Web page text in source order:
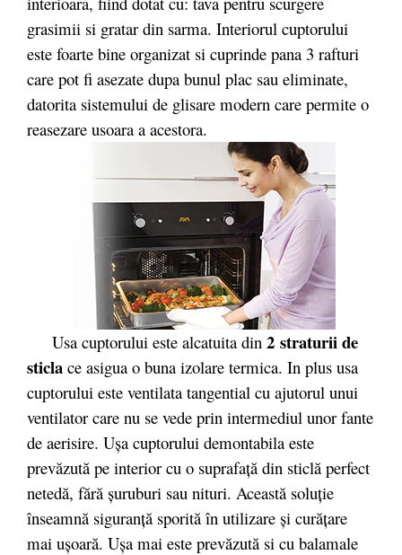
grasimii si gratar din sarma. Interiorul cuptorului
este foarte bine organizat si cuprinde pana 3 rafturi
care pot fi asezate dupa bunul plac sau eliminate,
datorita sistemului de glisare modern care permite o
reasezare usoara a acestora.
Usa cuptorului este alcatuita din 2 straturii de
sticla ce asigua o buna izolare termica. In plus usa
cuptorului este ventilata tangential cu ajutorul unui
ventilator care nu se vede prin intermediul unor fante
de aerisire. Uşa cuptorului demontabila este
prevăzută pe interior cu o suprafaţă din sticlă perfect
netedă, fără şuruburi sau nituri. Această soluţie
înseamnă siguranţă sporită în utilizare şi curăţare
mai uşoară. Uşa mai este prevăzută si cu balamale